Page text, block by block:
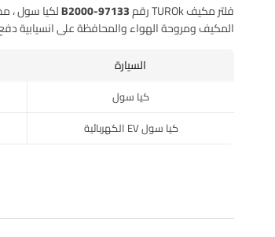
فلتر مكيف TUROk رقم 97133-B2000 لكيا سول،
المكيف ومروحة الهواء والمحافظة على انسيابية
السيارة
كيا سول
كيا سول EV الكهربائية